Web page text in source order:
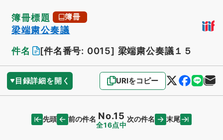
簿冊標題 簿冊
梁端粛公奏議
件名
[件名番号: 0015] 梁端粛公奏議１５
目録詳細を開く URIをコピー
先頭 前の件名 No.15
全16点中
次の件名 末尾